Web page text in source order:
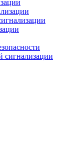
сигнализации